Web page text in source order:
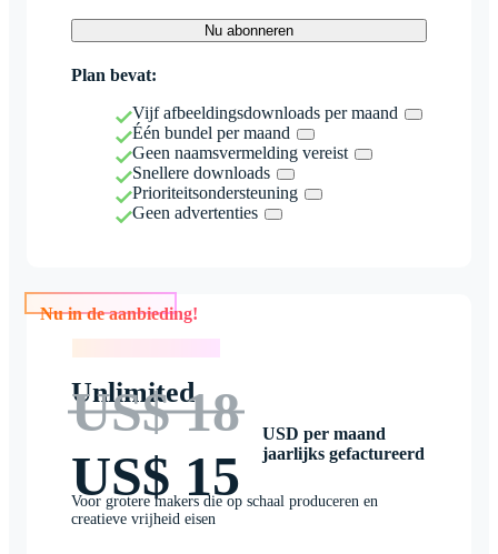
Nu abonneren
Plan bevat:
Vijf afbeeldingsdownloads per maand
Één bundel per maand
Geen naamsvermelding vereist
Snellere downloads
Prioriteitsondersteuning
Geen advertenties
Nu in de aanbieding!
Unlimited
US$ 18
US$ 15
USD per maand
jaarlijks gefactureerd
Voor grotere makers die op schaal produceren en
creatieve vrijheid eisen